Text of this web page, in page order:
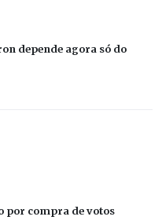
depende agora só do
por compra de votos